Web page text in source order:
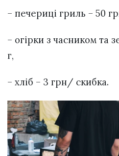
– печериці гриль – 50
– огірки з часником та
г,
– хліб – 3 грн/ скибка.